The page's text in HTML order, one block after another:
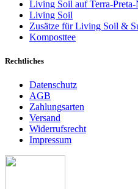
Living Soil auf Terra-Preta-
Living Soil
Zusätze für Living Soil &
Komposttee
Rechtliches
Datenschutz
AGB
Zahlungsarten
Versand
Widerrufsrecht
Impressum